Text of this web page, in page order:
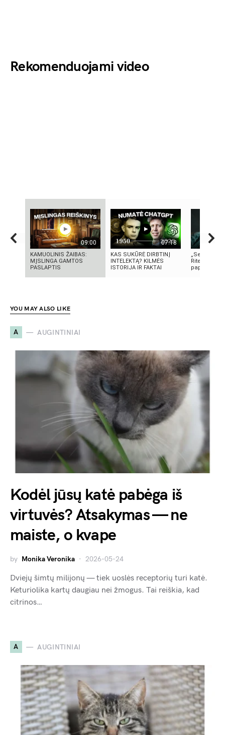
Rekomenduojami video
09:00
KAMUOLINIS ŽAIBAS:
MĮSLINGA GAMTOS
PASLAPTIS
07:18
KAS SUKŪRĖ DIRBTINĮ
INTELEKTĄ? KILMĖS
ISTORIJA IR FAKTAI
„Septynių
Riteris" – kai
YOU MAY ALSO LIKE
A AUGINTINIAI
Kodėl jūsų katė pabėga iš
virtuvės? Atsakymas — ne
maiste, o kvape
by Monika Veronika 2026-05-24
Dviejų šimtų milijonų — tiek uoslės receptorių turi katė.
Keturiolika kartų daugiau nei žmogus. Tai reiškia, kad
citrinos…
A AUGINTINIAI